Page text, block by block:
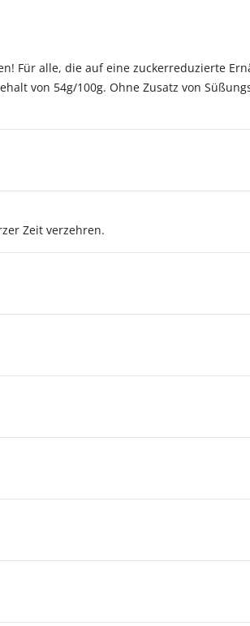
Für alle, die auf eine zuckerreduzierte
von 54g/100g. Ohne Zusatz von
Zeit verzehren.